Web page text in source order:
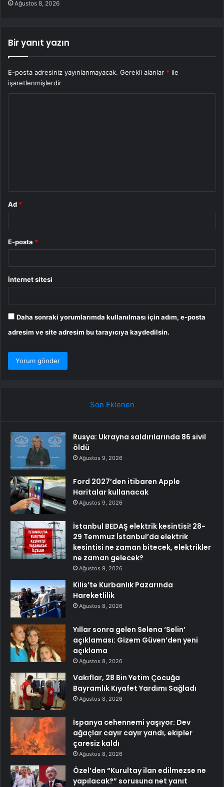
Ağustos 8, 2026
Bir yanıt yazın
E-posta adresiniz yayınlanmayacak. Gerekli alanlar * ile
işaretlenmişlerdir
Ad *
E-posta *
İnternet sitesi
Daha sonraki yorumlarımda kullanılması için adım, e-posta
adresim ve site adresim bu tarayıcıya kaydedilsin.
Son Eklenen
Rusya: Ukrayna saldırılarında 86 sivil
öldü
Ağustos 9, 2026
Ford 2027’den itibaren Apple
Haritalar kullanacak
Ağustos 9, 2026
İstanbul BEDAŞ elektrik kesintisi! 28-
29 Temmuz İstanbul’da elektrik
kesintisi ne zaman bitecek, elektrikler
ne zaman gelecek?
Ağustos 9, 2026
Kilis’te Kurbanlık Pazarında
Hareketlilik
Ağustos 8, 2026
Yıllar sonra gelen Selena ‘Selin’
açıklaması: Gizem Güven’den yeni
açıklama
Ağustos 8, 2026
Vakıflar, 28 Bin Yetim Çocuğa
Bayramlık Kıyafet Yardımı Sağladı
Ağustos 8, 2026
İspanya cehennemi yaşıyor: Dev
ağaçlar cayır cayır yandı, ekipler
çaresiz kaldı
Ağustos 8, 2026
Özel’den “Kurultay ilan edilmezse ne
yapılacak?” sorusuna net yanıt